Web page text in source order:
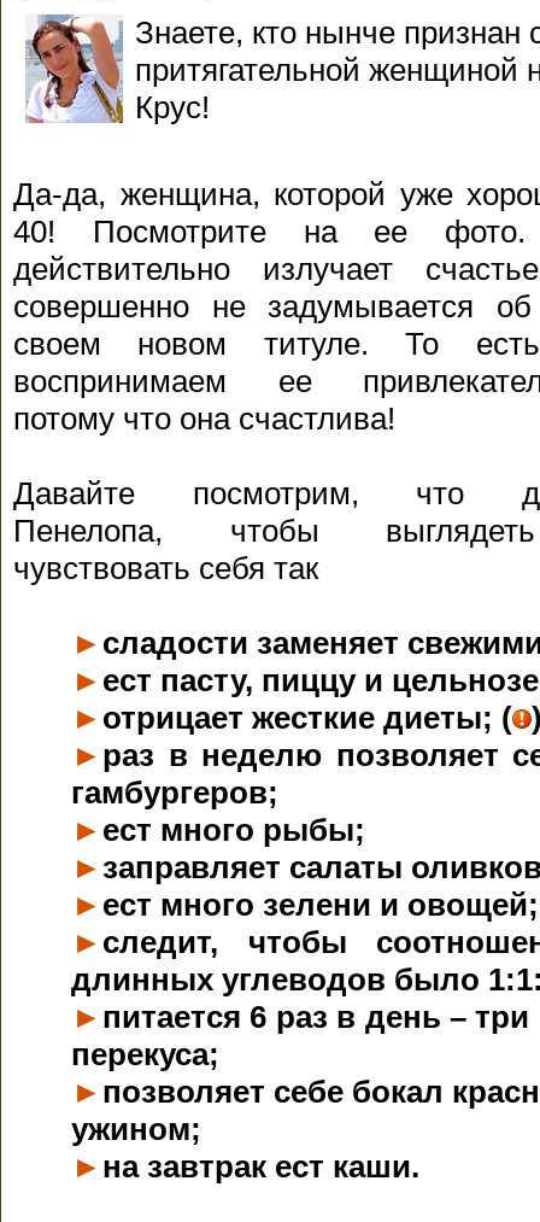
Знаете, кто нынче признан
притягательной женщиной
Крус!
Да-да, женщина, которой уже
40! Посмотрите на ее
действительно излучает
совершенно не задумывается
своем новом титуле. То
воспринимаем ее
потому что она счастлива!
Давайте посмотрим, что
Пенелопа, чтобы
чувствовать себя так
► сладости заменяет
► ест пасту, пиццу и
► отрицает жесткие диеты; (
► раз в неделю позволяет
гамбургеров;
► ест много рыбы;
►заправляет салаты
► ест много зелени и овощей;
► следит, чтобы
длинных углеводов было
► питается 6 раз в день –
перекуса;
► позволяет себе бокал
ужином;
► на завтрак ест каши.